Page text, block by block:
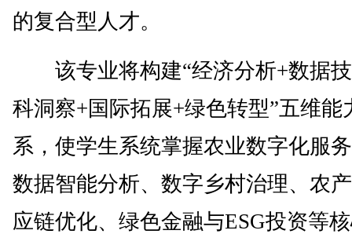
的复合型人才。
该专业将构建“经济分析+数据
科洞察+国际拓展+绿色转型”五维能
系，使学生系统掌握农业数字化服
数据智能分析、数字乡村治理、农
应链优化、绿色金融与ESG投资等